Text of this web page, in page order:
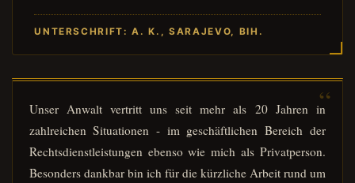
UNTERSCHRIFT: A. K., SARAJEVO, BIH.
Unser Anwalt vertritt uns seit mehr als 20 Jahren in
zahlreichen Situationen - im geschäftlichen Bereich der
Rechtsdienstleistungen ebenso wie mich als Privatperson.
Besonders dankbar bin ich für die kürzliche Arbeit rund um